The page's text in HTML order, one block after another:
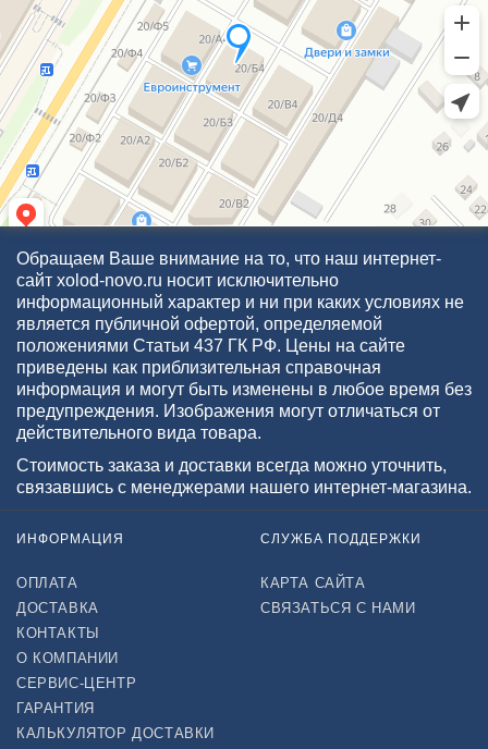
Обращаем Ваше внимание на то, что наш интернет-
сайт xolod-novo.ru носит исключительно
информационный характер и ни при каких условиях не
является публичной офертой, определяемой
положениями Статьи 437 ГК РФ. Цены на сайте
приведены как приблизительная справочная
информация и могут быть изменены в любое время без
предупреждения. Изображения могут отличаться от
действительного вида товара.
Стоимость заказа и доставки всегда можно уточнить,
связавшись с менеджерами нашего интернет-магазина.
ИНФОРМАЦИЯ
ОПЛАТА
ДОСТАВКА
КОНТАКТЫ
О КОМПАНИИ
СЕРВИС-ЦЕНТР
ГАРАНТИЯ
КАЛЬКУЛЯТОР ДОСТАВКИ
СЛУЖБА ПОДДЕРЖКИ
КАРТА САЙТА
СВЯЗАТЬСЯ С НАМИ